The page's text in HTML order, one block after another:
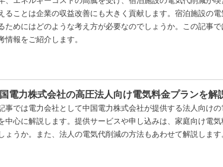
ることは企業の収益改善にも大きく貢献します。宿泊施設の
ためにはどのような考え方が必要なのでしょうか。この記事
情報をご紹介します。
電力株式会社の高圧法人向け電気料金プランを解
事では電力会社として中国電力株式会社が提供する法人向け
中心に解説します。提供サービスや申し込みは、家庭向け電
ょうか。また、法人の電気代削減の方法もあわせて解説します